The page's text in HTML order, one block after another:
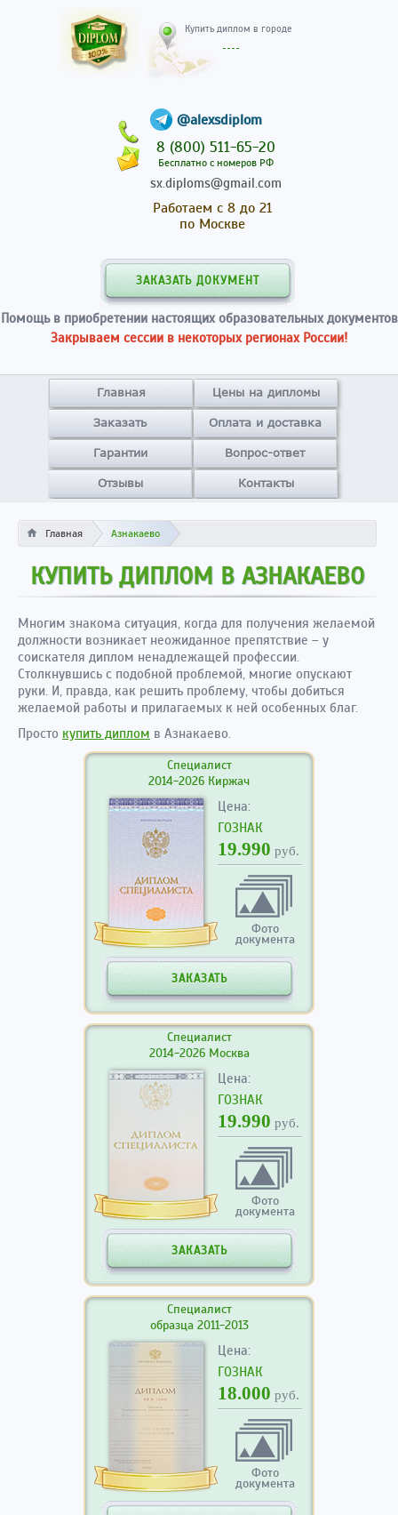
@alexsdiplom
8 (800) 511-65-20
Бесплатно с номеров РФ
sx.diploms@gmail.com
Работаем с 8 до 21
по Москве
ЗАКАЗАТЬ ДОКУМЕНТ
Помощь в приобретении настоящих образовательных документов
Закрываем сессии в некоторых регионах России!
Главная Цены на дипломы
Заказать Оплата и доставка
Гарантии Вопрос-ответ
Отзывы Контакты
Главная Азнакаево
КУПИТЬ ДИПЛОМ В АЗНАКАЕВО
Многим знакома ситуация, когда для получения желаемой
должности возникает неожиданное препятствие – у
соискателя диплом ненадлежащей профессии.
Столкнувшись с подобной проблемой, многие опускают
руки. И, правда, как решить проблему, чтобы добиться
желаемой работы и прилагаемых к ней особенных благ.
Просто купить диплом в Азнакаево.
Специалист
2014-2026 Киржач
Цена:
ГОЗНАК
19.990 руб.
Фото
документа
ЗАКАЗАТЬ
Специалист
2014-2026 Москва
Цена:
ГОЗНАК
19.990 руб.
Фото
документа
ЗАКАЗАТЬ
Специалист
образца 2011-2013
Цена:
ГОЗНАК
18.000 руб.
Фото
документа